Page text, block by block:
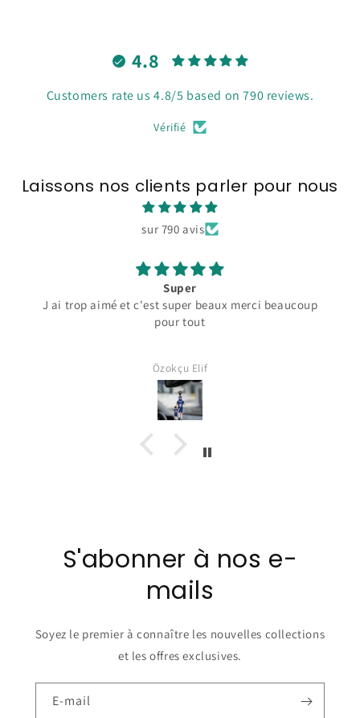
4.8
Customers rate us 4.8/5 based on 790 reviews.
Vérifié
Laissons nos clients parler pour nous
sur 790 avis
Super
J ai trop aimé et c'est super beaux merci beaucoup
pour tout
Özokçu Elif
S'abonner à nos e-
mails
Soyez le premier à connaître les nouvelles collections
et les offres exclusives.
E-mail